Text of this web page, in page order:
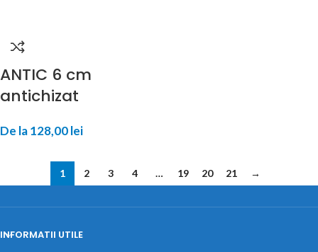
ANTIC 6 cm
antichizat
De la128,00lei
1 2 3 4 … 19 20 21 →
INFORMATII UTILE